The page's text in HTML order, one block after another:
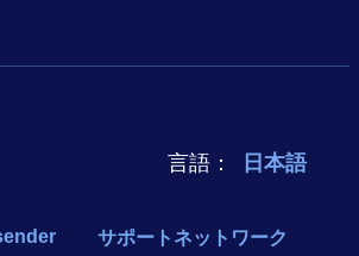
言語： 日本語
サポートネットワーク